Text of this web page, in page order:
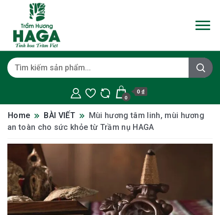
0
0 ₫
Home BÀI VIẾT
Mùi hương tâm linh, mùi hương
an toàn cho sức khỏe từ Trầm nụ HAGA